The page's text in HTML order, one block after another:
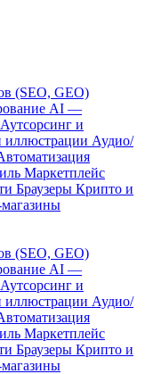
(SEO, GEO)
AI —
Аутсорсинг и
иллюстрации Аудио/
Маркетплейс
Браузеры Крипто и
(SEO, GEO)
AI —
Аутсорсинг и
иллюстрации Аудио/
Маркетплейс
Браузеры Крипто и